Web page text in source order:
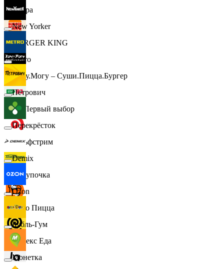
7 утра
BURGER KING
Хочу.Могу – Суши.Пицца.Бургер
B1 Первый выбор
Гольфстрим
Покупочка
Додо Пицца
Яндекс Еда
New Yorker
Metro
Петрович
Перекрёсток
Demix
Ozon
Бубль-Гум
Монетка